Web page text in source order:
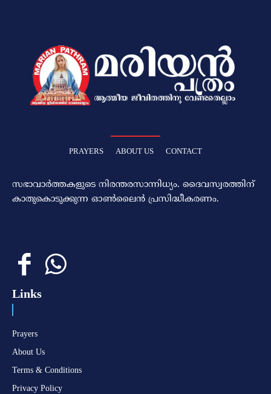
PRAYERS ABOUT US CONTACT
സഭാവാര്‍ത്തകളുടെ നിരന്തരസാന്നിധ്യം. ദൈവസ്വരത്തിന്‌
കാതുകൊടുക്കുന്ന ഓണ്‍ലൈന്‍ പ്രസിദ്ധീകരണം.
Links
Prayers
About Us
Terms & Conditions
Privacy Policy